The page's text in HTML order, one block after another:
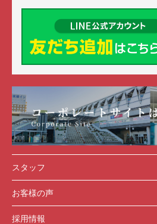
スタッフ
お客様の声
採用情報